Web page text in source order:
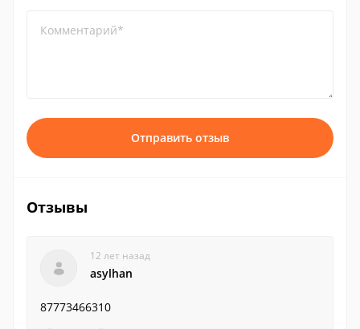
Комментарий*
Отправить отзыв
Отзывы
12 лет назад
asylhan
87773466310